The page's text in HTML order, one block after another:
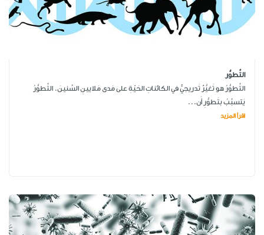
التَّطوُّر
التَّطوُّرُ هو تَغيُّرٌ تَدريجيٌّ في الكائناتِ الحَيّةِ على مَدى مَلايينِ السِّنينَ. التَّطوُّرُ
يَتسبَّبُ بتَطوُّرِ أَن...
اقرأ المزيد